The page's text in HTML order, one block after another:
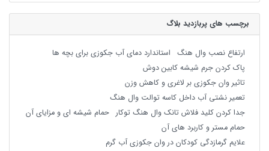
برچسب های پربازدید بلاگ
ارتفاع نصب وال هنگ استاندارد دمای آب جکوزی برای بچه ها
پاک کردن جرم شیشه کابین دوش
تاثیر وان جکوزی بر لاغری و کاهش وزن
تعمیر نشتی آب داخل کاسه توالت وال هنگ
جدا کردن کلید فلاش تانک وال هنگ توکار حمام شیشه ای و مزایای آن
حمام مستر و کاربرد های آن
علایم گرمازدگی کودکان در وان جکوزی آب گرم